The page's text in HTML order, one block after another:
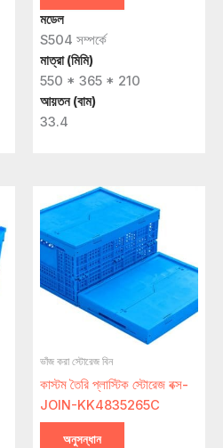
মডেল
S504 সম্পর্কে
মাত্রা (মিমি)
550 * 365 * 210
আয়তন (বাম)
33.4
ভাঁজ করা স্টোরেজ বিন
কাস্টম তৈরি প্লাস্টিক স্টোরেজ বক্স-
JOIN-KK4835265C
অনুসন্ধান